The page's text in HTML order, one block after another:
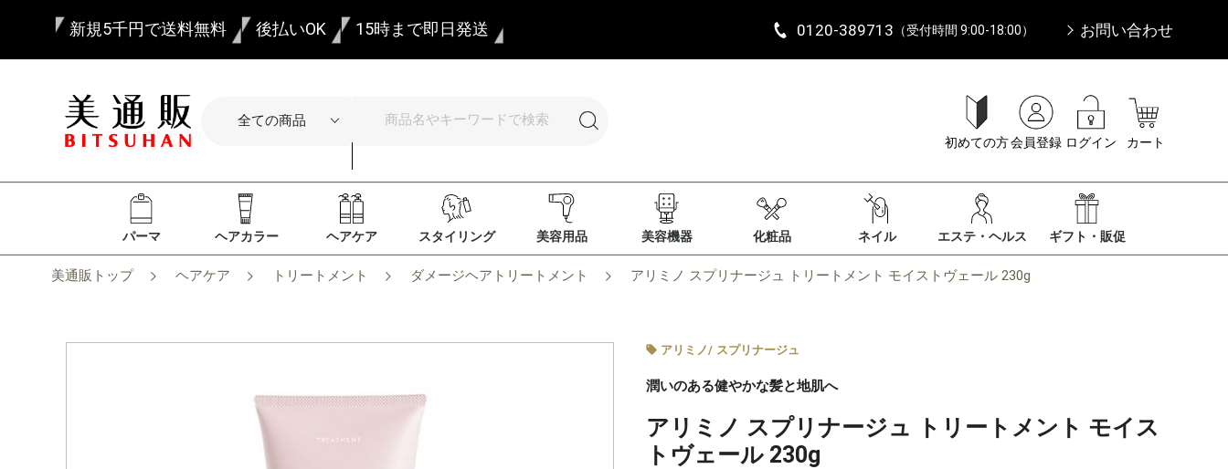
新規5千円で送料無料 後払いOK 15時まで即日発送 0120-389713 （受付時間 9:00-18:00） お問い合わせ
初めての方会員登録 ログイン カート
パーマ ヘアカラー ヘアケア スタイリング 美容用品 美容機器 化粧品 ネイル エステ・ヘルス ギフト・販促
美通販トップ ヘアケア トリートメント ダメージヘアトリートメント アリミノ スプリナージュ トリートメント モイストヴェール 230g
アリミノ/ スプリナージュ
潤いのある健やかな髪と地肌へ
アリミノ スプリナージュ トリートメント モイス
トヴェール 230g